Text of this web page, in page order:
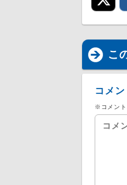
こ
コメ
※コメント